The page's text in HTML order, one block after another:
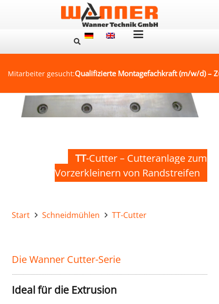
Mitarbeiter gesucht:Qualifizierte Montagefachkraft (m/w/d) –
TT-Cutter – Cutteranlage zum
Vorzerkleinern von Randstreifen
Start Schneidmühlen TT-Cutter
Die Wanner Cutter-Serie
Ideal für die Extrusion